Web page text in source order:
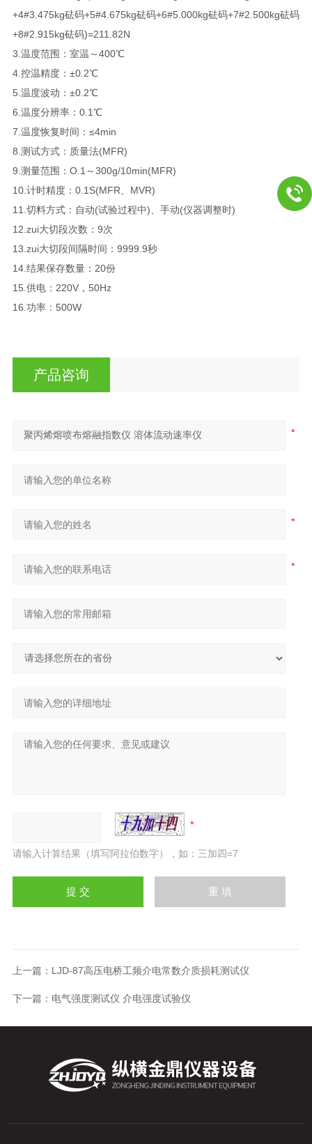
+4#3.475kg砝码+5#4.675kg砝码+6#5.000kg砝码+7#2.500kg砝码
+8#2.915kg砝码)=211.82N
3.温度范围：室温～400℃
4.控温精度：±0.2℃
5.温度波动：±0.2℃
6.温度分辨率：0.1℃
7.温度恢复时间：≤4min
8.测试方式：质量法(MFR)
9.测量范围：O.1～300g/10min(MFR)
10.计时精度：0.1S(MFR、MVR)
11.切料方式：自动(试验过程中)、手动(仪器调整时)
12.zui大切段次数：9次
13.zui大切段间隔时间：9999.9秒
14.结果保存数量：20份
15.供电：220V，50Hz
16.功率：500W
产品咨询
请输入计算结果（填写阿拉伯数字），如：三加四=7
上一篇： LJD-87高压电桥工频介电常数介质损耗测试仪
下一篇： 电气强度测试仪 介电强度试验仪